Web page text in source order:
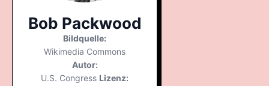
Bob Packwood
Bildquelle:
Wikimedia Commons
Autor:
U.S. Congress Lizenz: